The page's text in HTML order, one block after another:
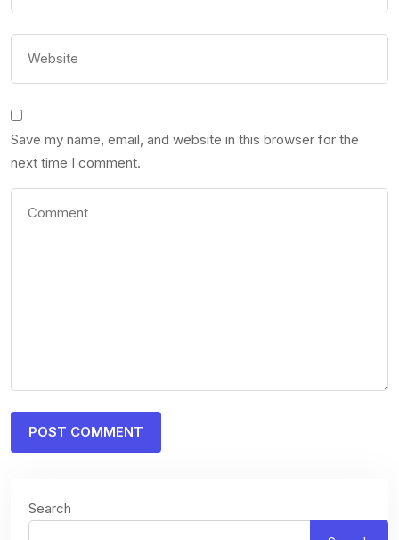
Save my name, email, and website in this browser for the
next time I comment.
Search